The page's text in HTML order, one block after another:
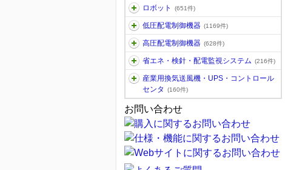
ロボット (651件)
低圧配電制御機器 (1169件)
高圧配電制御機器 (628件)
省エネ・検針・配電監視システム (216件)
産業用換気送風機・UPS・コントロール
センタ
(160件)
お問い合わせ